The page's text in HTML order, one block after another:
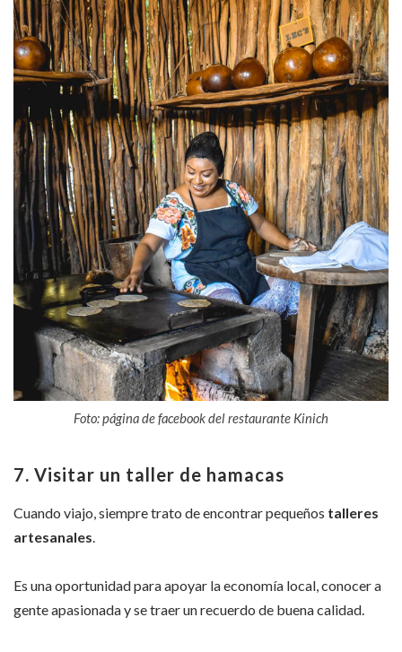
Foto: página de facebook del restaurante Kinich
7. Visitar un taller de hamacas
Cuando viajo, siempre trato de encontrar pequeños talleres
artesanales.
Es una oportunidad para apoyar la economía local, conocer a
gente apasionada y se traer un recuerdo de buena calidad.